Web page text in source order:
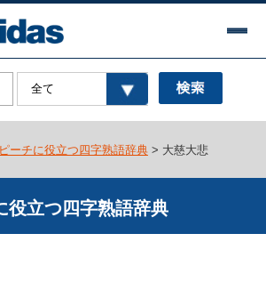
ーチに役立つ四字熟語辞典> 大慈大悲
役立つ四字熟語辞典